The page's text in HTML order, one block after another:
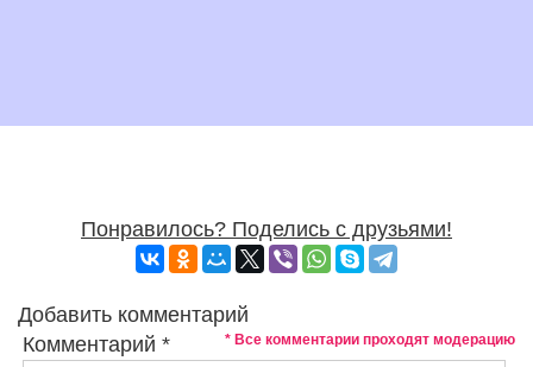
Понравилось? Поделись с друзьями!
Добавить комментарий
* Все комментарии проходят модерацию
Комментарий*